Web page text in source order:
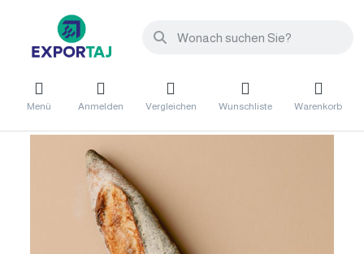
Menü Anmelden Vergleichen Wunschliste Warenkorb